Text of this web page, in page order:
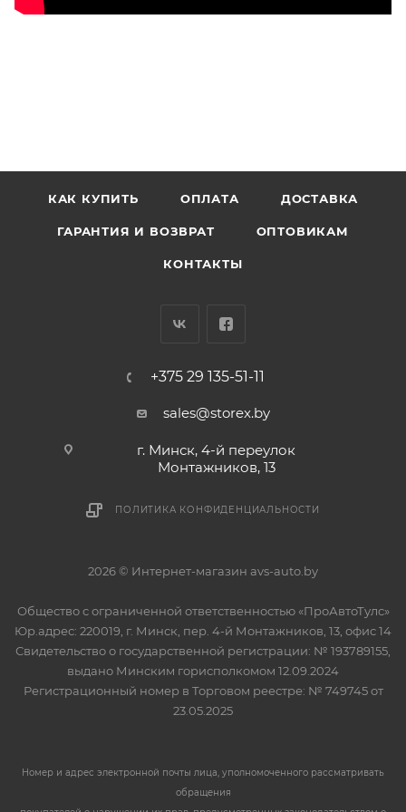
КАК КУПИТЬ ОПЛАТА ДОСТАВКА
ГАРАНТИЯ И ВОЗВРАТ ОПТОВИКАМ
КОНТАКТЫ
+375 29 135-51-11
sales@storex.by
г. Минск, 4-й переулок
Монтажников, 13
ПОЛИТИКА КОНФИДЕНЦИАЛЬНОСТИ
2026 © Интернет-магазин avs-auto.by
Общество с ограниченной ответственностью «ПроАвтоТулс»
Юр.адрес: 220019, г. Минск, пер. 4-й Монтажников, 13, офис 14
Свидетельство о государственной регистрации: № 193789155,
выдано Минским горисполкомом 12.09.2024
Регистрационный номер в Торговом реестре: № 749745 от
23.05.2025
Номер и адрес электронной почты лица, уполномоченного рассматривать
обращения